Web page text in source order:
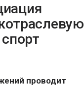
проводит